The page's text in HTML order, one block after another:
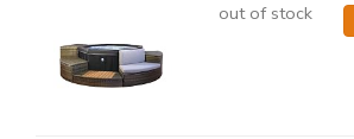
out of stock